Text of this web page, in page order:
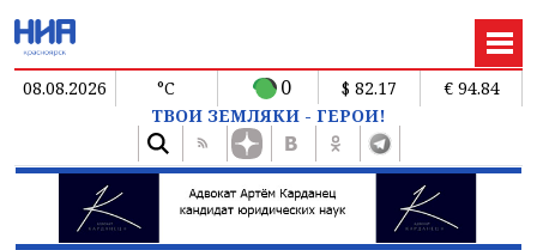
08.08.2026 °C 0 $ 82.17
€ 94.84
ТВОИ ЗЕМЛЯКИ - ГЕРОИ!